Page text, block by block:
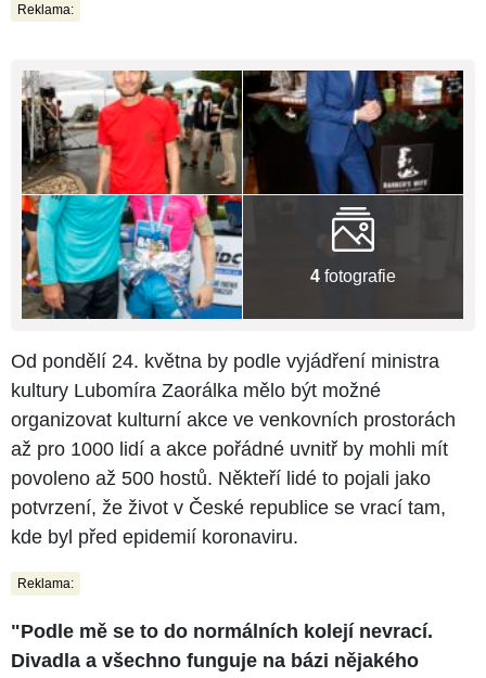
Reklama:
4 fotografie
Od pondělí 24. května by podle vyjádření ministra
kultury Lubomíra Zaorálka mělo být možné
organizovat kulturní akce ve venkovních prostorách
až pro 1000 lidí a akce pořádné uvnitř by mohli mít
povoleno až 500 hostů. Někteří lidé to pojali jako
potvrzení, že život v České republice se vrací tam,
kde byl před epidemií koronaviru.
Reklama:
"Podle mě se to do normálních kolejí nevrací.
Divadla a všechno funguje na bázi nějakého